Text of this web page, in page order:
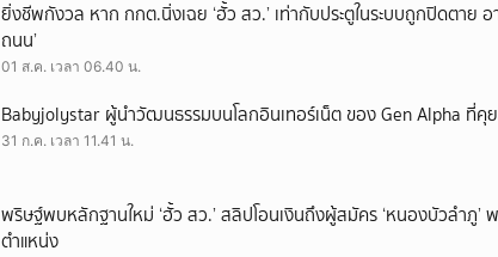
ยิ่งชีพกังวล หาก กกต.นิ่งเฉย ‘ฮั้ว สว.’ เท่ากับประตูในระบบถูกปิดตาย อ
ถนน’
01 ส.ค. เวลา 06.40 น.
Babyjolystar ผู้นำวัฒนธรรมบนโลกอินเทอร์เน็ต ของ Gen Alpha ที่คุ
31 ก.ค. เวลา 11.41 น.
พริษฐ์พบหลักฐานใหม่ ‘ฮั้ว สว.’ สลิปโอนเงินถึงผู้สมัคร ‘หนองบัวลำภู’
ตำแหน่ง